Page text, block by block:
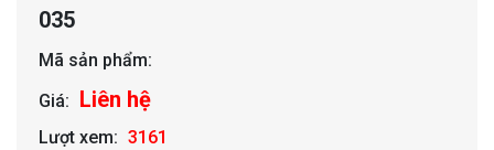
035
Mã sản phẩm:
Giá: Liên hệ
Lượt xem: 3161